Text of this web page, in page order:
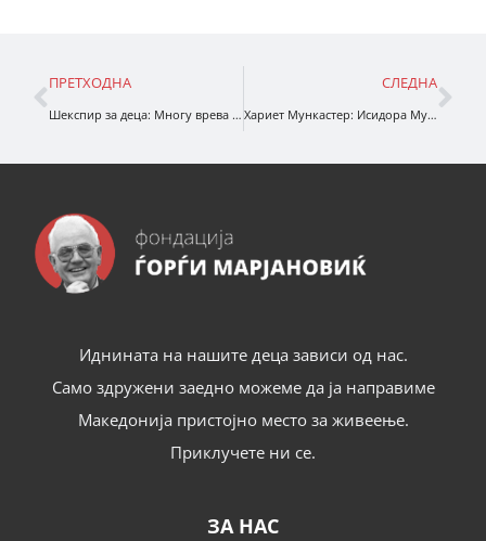
ПРЕТХОДНА
Шекспир за деца: Многу врева за ништо
СЛЕДНА
Хариет Мункастер: Исидора Мун настапува на шоу
Иднината на нашите деца зависи од нас.
Само здружени заедно можеме да ја направиме
Македонија пристојно место за живеење.
Приклучете ни се.
ЗА НАС